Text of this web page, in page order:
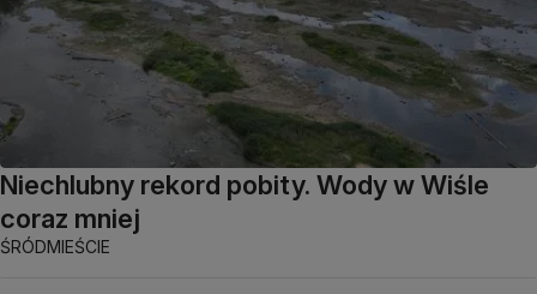
Niechlubny rekord pobity. Wody w Wiśle
coraz mniej
ŚRÓDMIEŚCIE